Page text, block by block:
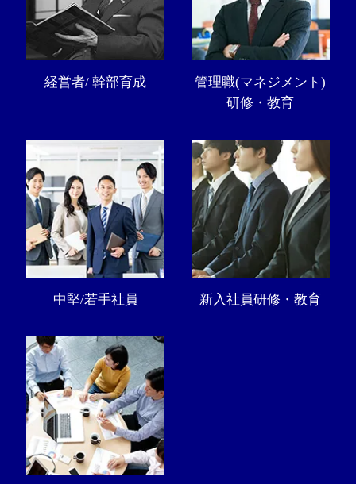
経営者/ 幹部育成
管理職(マネジメント)
研修・教育
中堅/若手社員 新入社員研修・教育